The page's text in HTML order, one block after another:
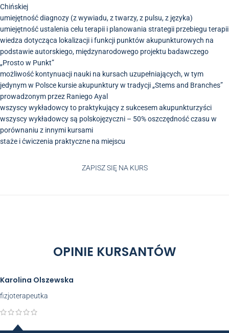
Chińskiej
umiejętność diagnozy (z wywiadu, z twarzy, z pulsu, z języka)
umiejętność ustalenia celu terapii i planowania strategii przebiegu terapii
wiedza dotycząca lokalizacji i funkcji punktów akupunkturowych na
podstawie autorskiego, międzynarodowego projektu badawczego
„Prosto w Punkt”
możliwość kontynuacji nauki na kursach uzupełniających, w tym
jedynym w Polsce kursie akupunktury w tradycji „Stems and Branches”
prowadzonym przez Raniego Ayal
wszyscy wykładowcy to praktykujący z sukcesem akupunkturzyści
wszyscy wykładowcy są polskojęzyczni – 50% oszczędność czasu w
porównaniu z innymi kursami
staże i ćwiczenia praktyczne na miejscu
ZAPISZ SIĘ NA KURS
OPINIE KURSANTÓW
Karolina Olszewska
fizjoterapeutka